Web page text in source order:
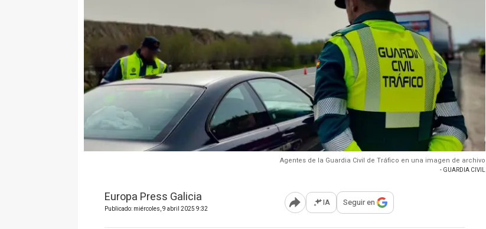
Agentes de la Guardia Civil de Tráfico en una imagen de archivo
- GUARDIA CIVIL
Europa Press Galicia
Publicado: miércoles, 9 abril 2025 9:32 Abrir opciones para compartir
IA Seguir en